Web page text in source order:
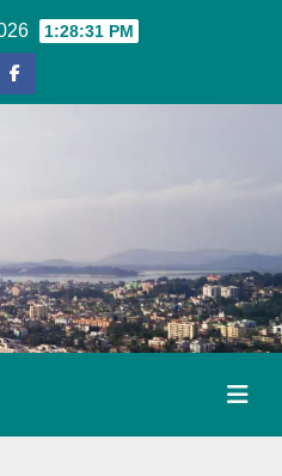
1:28:31 PM